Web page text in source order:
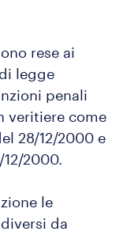
rese ai
legge
penali
veritiere come
28/12/2000 e
12/2000.
le
da